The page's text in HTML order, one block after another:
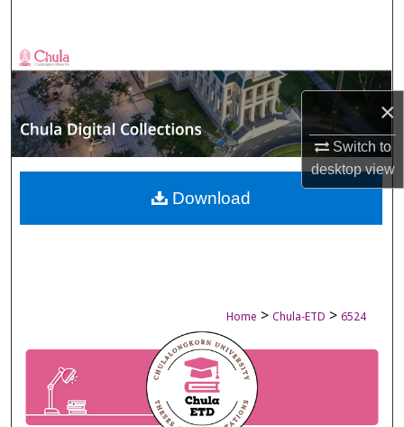
×
Switch to
desktopview
Browse Collections
My Account
About
Digital Commons Network™
Home > Chula-ETD > 6524
Download